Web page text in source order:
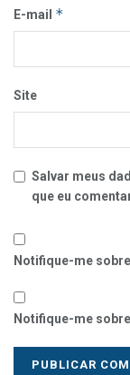
E-mail *
Site
Salvar meus
que eu
Notifique-me
Notifique-me